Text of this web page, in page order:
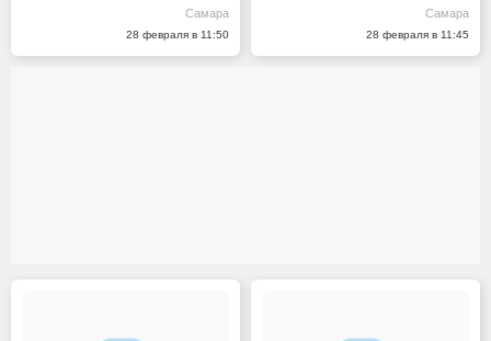
Самара
28 февраля в 11:50
Самара
28 февраля в 11:45